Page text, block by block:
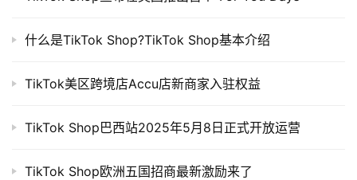
什么是TikTok Shop?TikTok Shop基本介绍
TikTok美区跨境店Accu店新商家入驻权益
TikTok Shop巴西站2025年5月8日正式开放运营
TikTok Shop欧洲五国招商最新激励来了